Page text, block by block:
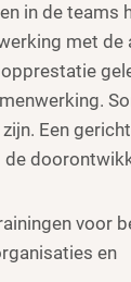
in de teams
met de
Een
voor
en